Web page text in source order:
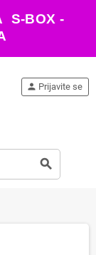
S-BOX -
search
person Prijavite se